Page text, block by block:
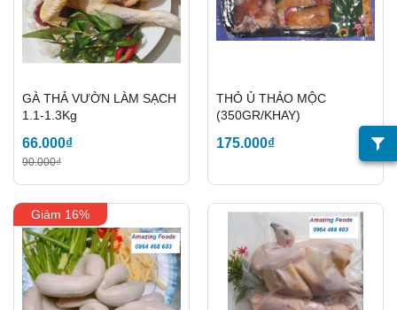
GÀ THẢ VƯỜN LÀM SẠCH
1.1-1.3Kg
66.000₫
90.000₫
THỎ Ủ THẢO MỘC
(350GR/KHAY)
175.000₫
Giảm 16%